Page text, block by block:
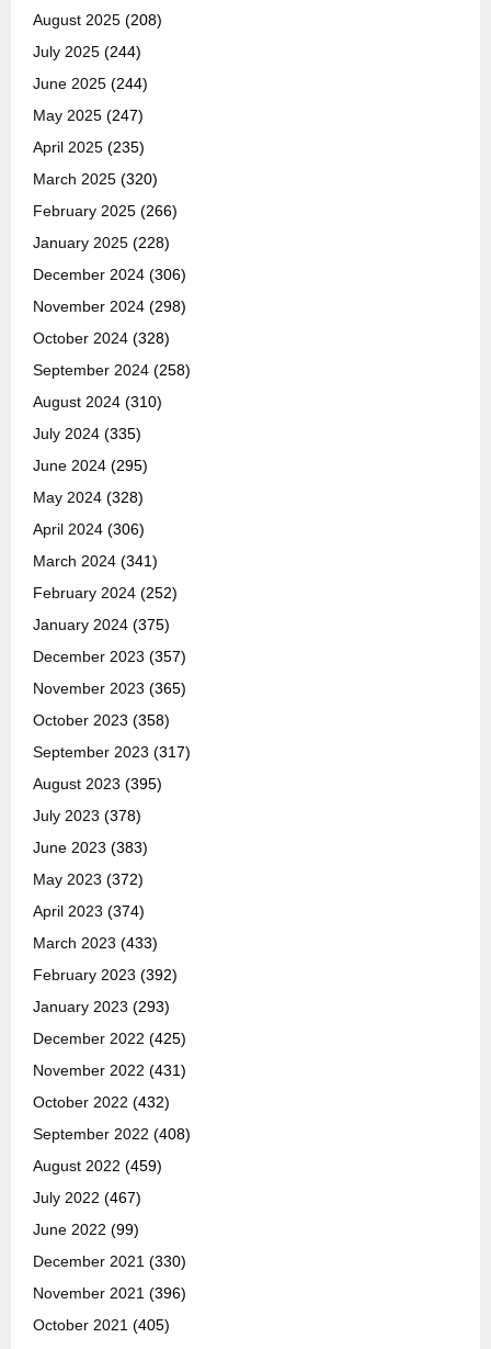
August 2025 (208)
July 2025 (244)
June 2025 (244)
May 2025 (247)
April 2025 (235)
March 2025 (320)
February 2025 (266)
January 2025 (228)
December 2024 (306)
November 2024 (298)
October 2024 (328)
September 2024 (258)
August 2024 (310)
July 2024 (335)
June 2024 (295)
May 2024 (328)
April 2024 (306)
March 2024 (341)
February 2024 (252)
January 2024 (375)
December 2023 (357)
November 2023 (365)
October 2023 (358)
September 2023 (317)
August 2023 (395)
July 2023 (378)
June 2023 (383)
May 2023 (372)
April 2023 (374)
March 2023 (433)
February 2023 (392)
January 2023 (293)
December 2022 (425)
November 2022 (431)
October 2022 (432)
September 2022 (408)
August 2022 (459)
July 2022 (467)
June 2022 (99)
December 2021 (330)
November 2021 (396)
October 2021 (405)